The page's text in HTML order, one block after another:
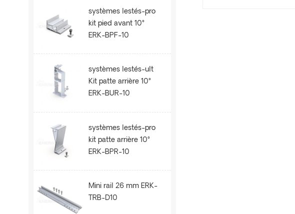
systèmes lestés-pro
kit pied avant 10°
ERK-BPF-10
systèmes lestés-ult
Kit patte arrière 10°
ERK-BUR-10
systèmes lestés-pro
kit patte arrière 10°
ERK-BPR-10
Mini rail 26 mm ERK-
TRB-D10